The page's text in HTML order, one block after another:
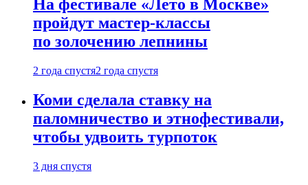
На фестивале «Лето в Москве»
пройдут мастер-классы
по золочению лепнины
2 года спустя2 года спустя
Коми сделала ставку на
паломничество и этнофестивали,
чтобы удвоить турпоток
3 дня спустя